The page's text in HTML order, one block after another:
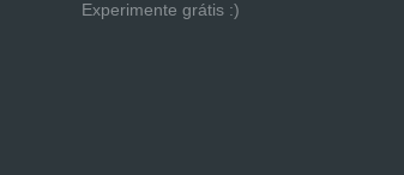
Experimente grátis :)